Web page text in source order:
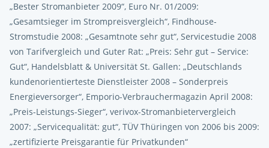
„Bester Stromanbieter 2009“, Euro Nr. 01/2009:
„Gesamtsieger im Strompreisvergleich“, Findhouse-
Stromstudie 2008: „Gesamtnote sehr gut“, Servicestudie 2008
von Tarifvergleich und Guter Rat: „Preis: Sehr gut – Service:
Gut“, Handelsblatt & Universität St. Gallen: „Deutschlands
kundenorientierteste Dienstleister 2008 – Sonderpreis
Energieversorger“, Emporio-Verbrauchermagazin April 2008:
„Preis-Leistungs-Sieger“, verivox-Stromanbietervergleich
2007: „Servicequalität: gut“, TÜV Thüringen von 2006 bis 2009:
„zertifizierte Preisgarantie für Privatkunden“